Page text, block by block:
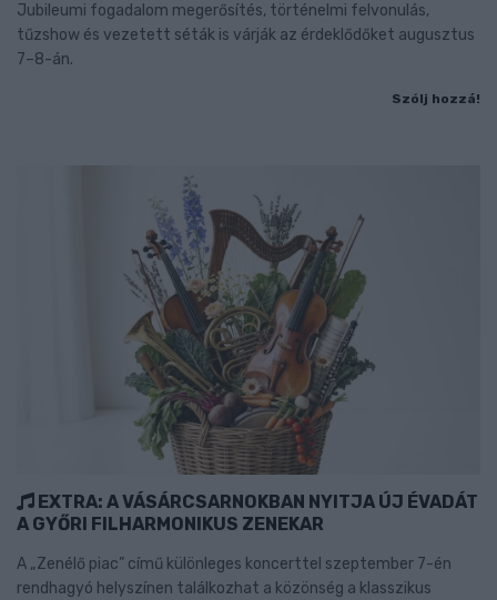
Jubileumi fogadalom megerősítés, történelmi felvonulás,
tűzshow és vezetett séták is várják az érdeklődőket augusztus
7–8-án.
Szólj hozzá!
EXTRA: A VÁSÁRCSARNOKBAN NYITJA ÚJ ÉVADÁT
A GYŐRI FILHARMONIKUS ZENEKAR
A „Zenélő piac” című különleges koncerttel szeptember 7-én
rendhagyó helyszínen találkozhat a közönség a klasszikus